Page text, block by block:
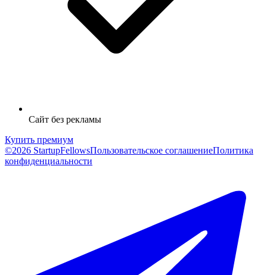
Сайт без рекламы
Купить премиум
©2026 StartupFellowsПользовательское соглашениеПолитика
конфиденциальности